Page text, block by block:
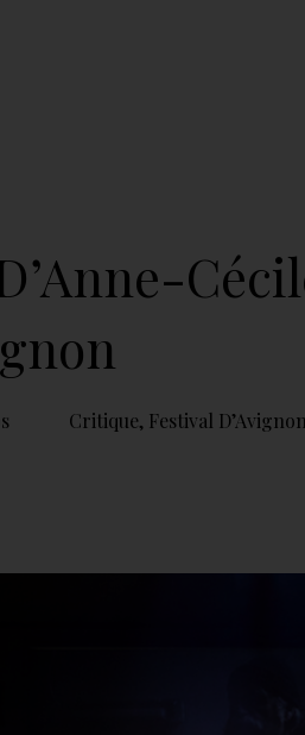
Critique, Festival D’Avignon